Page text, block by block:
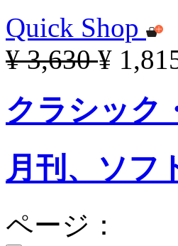
Quick Shop
¥ 3,630¥
クラシック
月刊、ソフ
ページ：